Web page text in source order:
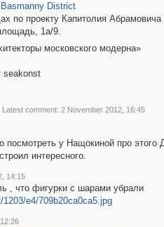
Basmanny District
по проекту Капитолия
1а/9.
московского модерна»
seakonst
Latest comment: 2 November 2012, 16:45
посмотреть у Нащокиной про этого
интересного.
14:15
, что фигурки с шарами убрали
e4/709b20ca0ca5.jpg